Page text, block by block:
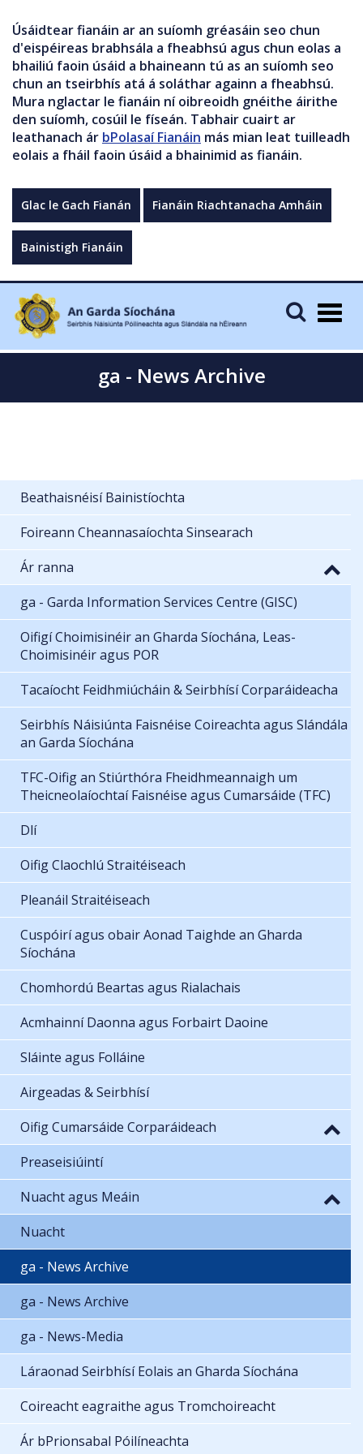
Úsáidtear fianáin ar an suíomh gréasáin seo chun
d'eispéireas brabhsála a fheabhsú agus chun eolas a
bhailiú faoin úsáid a bhaineann tú as an suíomh seo
chun an tseirbhís atá á soláthar againn a fheabhsú.
Mura nglactar le fianáin ní oibreoidh gnéithe áirithe
den suíomh, cosúil le físeán. Tabhair cuairt ar
leathanach ár bPolasaí Fianáin más mian leat tuilleadh
eolais a fháil faoin úsáid a bhainimid as fianáin.
Glac le Gach Fianán Fianáin Riachtanacha Amháin
Bainistigh Fianáin
ga - News Archive
Beathaisnéisí Bainistíochta
Foireann Cheannasaíochta Sinsearach
Ár ranna
ga - Garda Information Services Centre (GISC)
Oifigí Choimisinéir an Gharda Síochána, Leas-
Choimisinéir agus POR
Tacaíocht Feidhmiúcháin & Seirbhísí Corparáideacha
Seirbhís Náisiúnta Faisnéise Coireachta agus Slándála
an Garda Síochána
TFC-Oifig an Stiúrthóra Fheidhmeannaigh um
Theicneolaíochtaí Faisnéise agus Cumarsáide (TFC)
Dlí
Oifig Claochlú Straitéiseach
Pleanáil Straitéiseach
Cuspóirí agus obair Aonad Taighde an Gharda
Síochána
Chomhordú Beartas agus Rialachais
Acmhainní Daonna agus Forbairt Daoine
Sláinte agus Folláine
Airgeadas & Seirbhísí
Oifig Cumarsáide Corparáideach
Preaseisiúintí
Nuacht agus Meáin
Nuacht
ga - News Archive
ga - News Archive
ga - News-Media
Láraonad Seirbhísí Eolais an Gharda Síochána
Coireacht eagraithe agus Tromchoireacht
Ár bPrionsabal Póilíneachta